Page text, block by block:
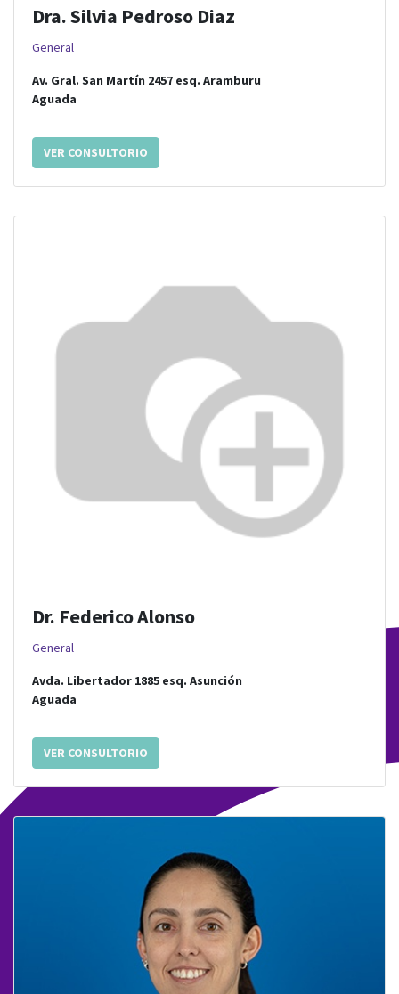
Dra. Silvia Pedroso Diaz
General
Av. Gral. San Martín 2457 esq. Aramburu
Aguada
VER CONSULTORIO
Dr. Federico Alonso
General
Avda. Libertador 1885 esq. Asunción
Aguada
VER CONSULTORIO